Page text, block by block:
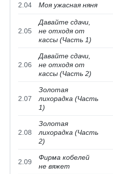
2.04 Моя ужасная няня
2.05
Давайте сдачи,
не отходя от
кассы (Часть 1)
2.06
Давайте сдачи,
не отходя от
кассы (Часть 2)
2.07
Золотая
лихорадка (Часть
1)
2.08
Золотая
лихорадка (Часть
2)
2.09
Фирма кобелей
не вяжет